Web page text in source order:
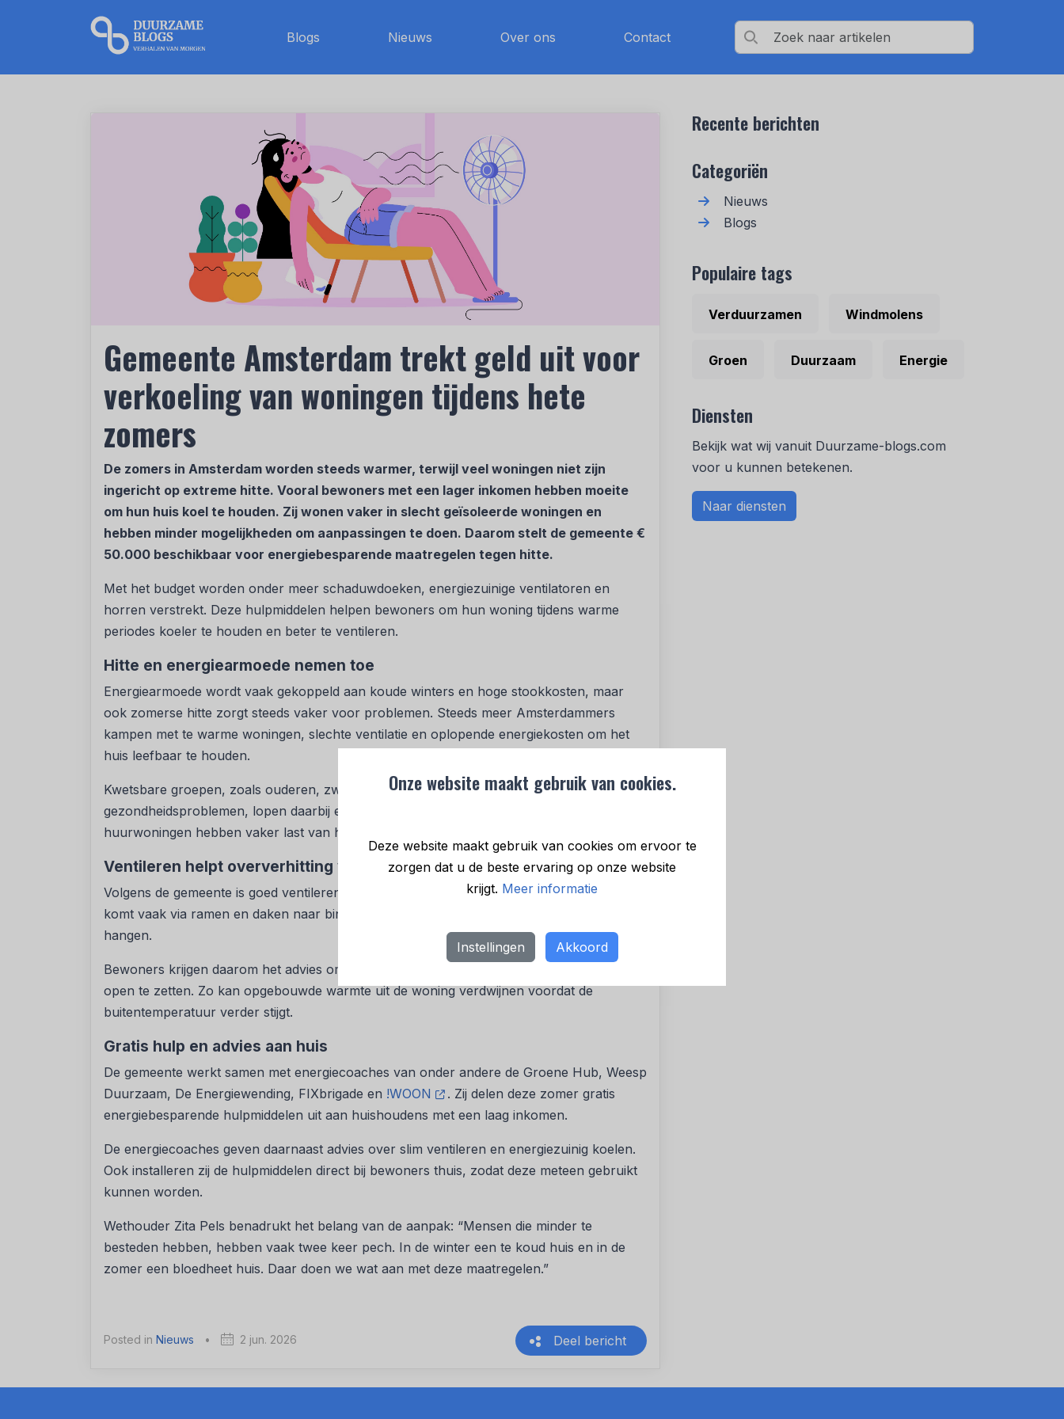
Onze website maakt gebruik van cookies.
Deze website maakt gebruik van cookies om ervoor te
zorgen dat u de beste ervaring op onze website
krijgt. Meer informatie
Instellingen Akkoord
Blogs Nieuws Over ons Contact
Gemeente Amsterdam trekt geld uit voor
verkoeling van woningen tijdens hete
zomers
De zomers in Amsterdam worden steeds warmer, terwijl veel woningen niet zijn
ingericht op extreme hitte. Vooral bewoners met een lager inkomen hebben moeite
om hun huis koel te houden. Zij wonen vaker in slecht geïsoleerde woningen en
hebben minder mogelijkheden om aanpassingen te doen. Daarom stelt de gemeente €
50.000 beschikbaar voor energiebesparende maatregelen tegen hitte.
Met het budget worden onder meer schaduwdoeken, energiezuinige ventilatoren en
horren verstrekt. Deze hulpmiddelen helpen bewoners om hun woning tijdens warme
periodes koeler te houden en beter te ventileren.
Hitte en energiearmoede nemen toe
Energiearmoede wordt vaak gekoppeld aan koude winters en hoge stookkosten, maar
ook zomerse hitte zorgt steeds vaker voor problemen. Steeds meer Amsterdammers
kampen met te warme woningen, slechte ventilatie en oplopende energiekosten om het
huis leefbaar te houden.
Kwetsbare groepen, zoals ouderen, zwangere vrouwen, jonge kinderen en mensen met
gezondheidsproblemen, lopen daarbij extra risico. Ook bewoners van warme
huurwoningen hebben vaker last van hitte.
Ventileren helpt oververhitting voorkomen
Volgens de gemeente is goed ventileren essentieel om woningen koel te houden. Warmte
komt vaak via ramen en daken naar binnen en kan vervolgens dagenlang in huis blijven
hangen.
Bewoners krijgen daarom het advies om al vóór een hittegolf ’s nachts ramen en deuren
open te zetten. Zo kan opgebouwde warmte uit de woning verdwijnen voordat de
buitentemperatuur verder stijgt.
Gratis hulp en advies aan huis
De gemeente werkt samen met energiecoaches van onder andere de Groene Hub, Weesp
Duurzaam, De Energiewending, FIXbrigade en !WOON
. Zij delen deze zomer gratis
energiebesparende hulpmiddelen uit aan huishoudens met een laag inkomen.
De energiecoaches geven daarnaast advies over slim ventileren en energiezuinig koelen.
Ook installeren zij de hulpmiddelen direct bij bewoners thuis, zodat deze meteen gebruikt
kunnen worden.
Wethouder Zita Pels benadrukt het belang van de aanpak: “Mensen die minder te
besteden hebben, hebben vaak twee keer pech. In de winter een te koud huis en in de
zomer een bloedheet huis. Daar doen we wat aan met deze maatregelen.”
Posted in Nieuws • 2 jun. 2026 Deel bericht
Recente berichten
Categoriën
Nieuws
Blogs
Populaire tags
Verduurzamen Windmolens
Groen Duurzaam Energie
Diensten
Bekijk wat wij vanuit Duurzame-blogs.com
voor u kunnen betekenen.
Naar diensten